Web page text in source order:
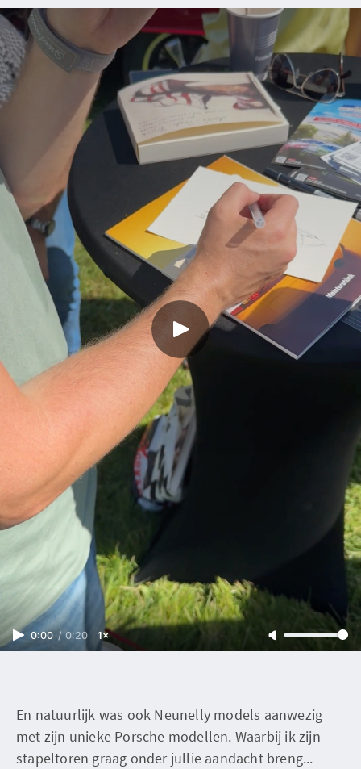
0:00 / 0:20 1×
En natuurlijk was ook Neunelly models aanwezig
met zijn unieke Porsche modellen. Waarbij ik zijn
stapeltoren graag onder jullie aandacht breng...